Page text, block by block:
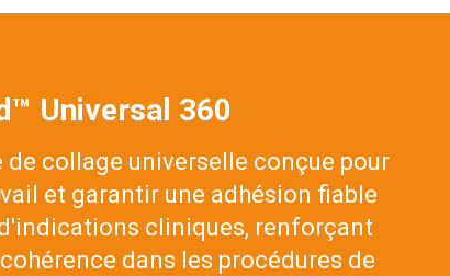
Universal 360
de collage universelle conçue pour
et garantir une adhésion fiable
cliniques, renforçant
dans les procédures de